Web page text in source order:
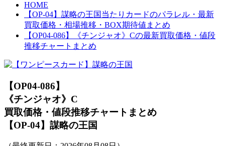
HOME
【OP-04】謀略の王国当たりカードのパラレル・最新
買取価格・相場推移・BOX期待値まとめ
【OP04-086】《チンジャオ》Cの最新買取価格・値段
推移チャートまとめ
【OP04-086】
《チンジャオ》C
買取価格・値段推移チャートまとめ
【OP-04】謀略の王国